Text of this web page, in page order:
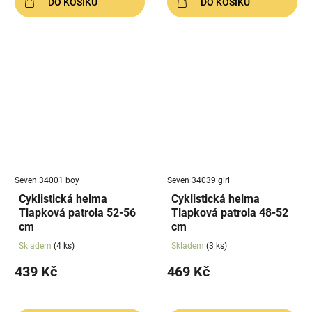
Seven 34001 boy
Cyklistická helma
Tlapková patrola 52-56
cm
Skladem (4 ks)
439 Kč
Seven 34039 girl
Cyklistická helma
Tlapková patrola 48-52
cm
Skladem (3 ks)
469 Kč